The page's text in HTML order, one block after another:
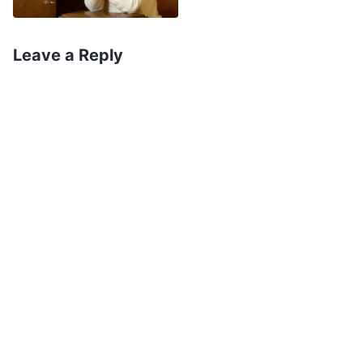
entender meus problemas”. Depois de orar,
refleti sobre meu estado e minha condição ao
Leave a Reply